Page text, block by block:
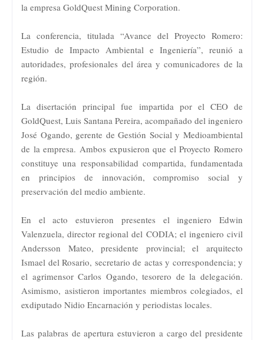
la empresa GoldQuest Mining Corporation.
La conferencia, titulada “Avance del Proyecto Romero:
Estudio de Impacto Ambiental e Ingeniería”, reunió a
autoridades, profesionales del área y comunicadores de la
región.
La disertación principal fue impartida por el CEO de
GoldQuest, Luis Santana Pereira, acompañado del ingeniero
José Ogando, gerente de Gestión Social y Medioambiental
de la empresa. Ambos expusieron que el Proyecto Romero
constituye una responsabilidad compartida, fundamentada
en principios de innovación, compromiso social y
preservación del medio ambiente.
En el acto estuvieron presentes el ingeniero Edwin
Valenzuela, director regional del CODIA; el ingeniero civil
Andersson Mateo, presidente provincial; el arquitecto
Ismael del Rosario, secretario de actas y correspondencia; y
el agrimensor Carlos Ogando, tesorero de la delegación.
Asimismo, asistieron importantes miembros colegiados, el
exdiputado Nidio Encarnación y periodistas locales.
Las palabras de apertura estuvieron a cargo del presidente